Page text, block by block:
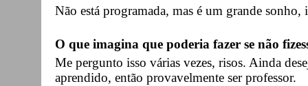
Não está programada, mas é um grande
O que imagina que poderia fazer se não
Me pergunto isso várias vezes, risos. Ainda
aprendido, então provavelmente ser professor.